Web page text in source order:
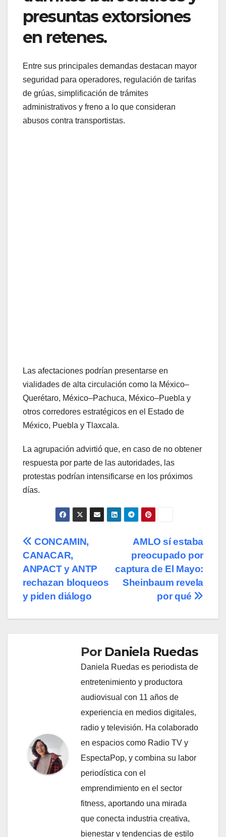
presuntas extorsiones
en retenes.
Entre sus principales demandas destacan mayor
seguridad para operadores, regulación de tarifas
de grúas, simplificación de trámites
administrativos y freno a lo que consideran
abusos contra transportistas.
Las afectaciones podrían presentarse en
vialidades de alta circulación como la México–
Querétaro, México–Pachuca, México–Puebla y
otros corredores estratégicos en el Estado de
México, Puebla y Tlaxcala.
La agrupación advirtió que, en caso de no obtener
respuesta por parte de las autoridades, las
protestas podrían intensificarse en los próximos
días.
Navegación
de
entradas
AMLO sí estaba
preocupado por
captura de El Mayo:
Sheinbaum revela
por qué
CONCAMIN,
CANACAR,
ANPACT y ANTP
rechazan bloqueos
y piden diálogo
Por Daniela Ruedas
Daniela Ruedas es periodista de
entretenimiento y productora
audiovisual con 11 años de
experiencia en medios digitales,
radio y televisión. Ha colaborado
en espacios como Radio TV y
EspectaPop, y combina su labor
periodística con el
emprendimiento en el sector
fitness, aportando una mirada
que conecta industria creativa,
bienestar y tendencias de estilo